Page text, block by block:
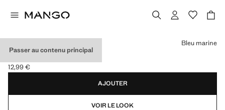
Passer au contenu principal
LOT 3 SLIPS COMBINÉS
Prix actuel [12,99 € ]
12,99 €
Choisissez une couleur
Bleu marine
AJOUTER
VOIR LE LOOK